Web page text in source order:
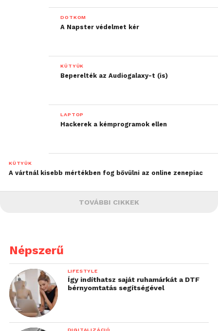
DOTKOM
A Napster védelmet kér
KÜTYÜK
Beperelték az Audiogalaxy-t (is)
LAPTOP
Hackerek a kémprogramok ellen
KÜTYÜK
A vártnál kisebb mértékben fog bővülni az online zenepiac
TOVÁBBI CIKKEK
Népszerű
LIFESTYLE
Így indíthatsz saját ruhamárkát a DTF
bérnyomtatás segítségével